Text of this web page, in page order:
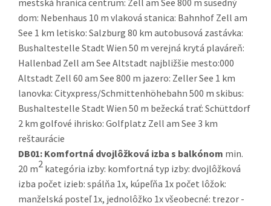
mestská hranica centrum: Zell am See 800 m susedný
dom: Nebenhaus 10 m vlaková stanica: Bahnhof Zell am
See 1 km letisko: Salzburg 80 km autobusová zastávka:
Bushaltestelle Stadt Wien 50 m verejná krytá plaváreň:
Hallenbad Zell am See Altstadt najbližšie mesto:000
Altstadt Zell 60 am See 800 m jazero: Zeller See 1 km
lanovka: Cityxpress/Schmittenhöhebahn 500 m skibus:
Bushaltestelle Stadt Wien 50 m bežecká trať: Schüttdorf
2 km golfové ihrisko: Golfplatz Zell am See 3 km
reštaurácie
DB01: Komfortná dvojlôžková izba s balkónom min.
20 m2 kategória izby: komfortná typ izby: dvojlôžková
izba počet izieb: spálňa 1x, kúpeľňa 1x počet lôžok:
manželská posteľ 1x, jednolôžko 1x všeobecné: trezor -